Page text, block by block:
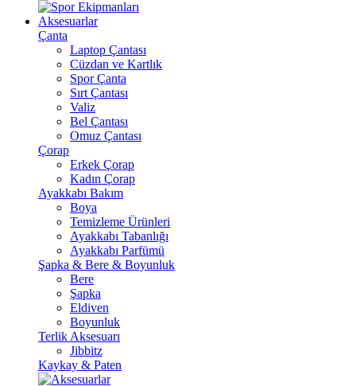
Aksesuarlar
Çanta
Laptop Çantası
Cüzdan ve Kartlık
Spor Çanta
Sırt Çantası
Valiz
Bel Çantası
Omuz Çantası
Çorap
Erkek Çorap
Kadın Çorap
Ayakkabı Bakım
Boya
Temizleme Ürünleri
Ayakkabı Tabanlığı
Ayakkabı Parfümü
Şapka & Bere & Boyunluk
Bere
Şapka
Eldiven
Boyunluk
Terlik Aksesuarı
Jibbitz
Kaykay & Paten